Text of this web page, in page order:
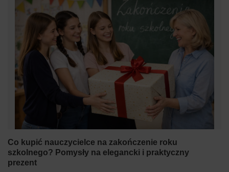
Co kupić nauczycielce na zakończenie roku
szkolnego? Pomysły na elegancki i praktyczny
prezent